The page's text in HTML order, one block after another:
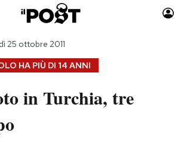
Auto
Moda
HA PIÙ DI 14 ANNI
25 ottobre 2011
in Turchia, tre